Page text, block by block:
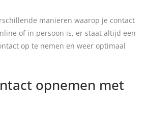
manieren waarop je contact
of in persoon is, er staat altijd een
op te nemen en weer optimaal
opnemen met